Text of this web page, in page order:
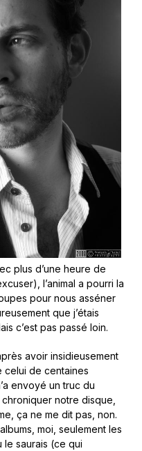
plus d’une heure de
l’animal a pourri la
pour nous asséner
que j’étais
c’est pas passé loin.
avoir insidieusement
celui de centaines
envoyé un truc du
notre disque,
ça ne me dit pas, non.
moi, seulement les
le saurais (ce qui